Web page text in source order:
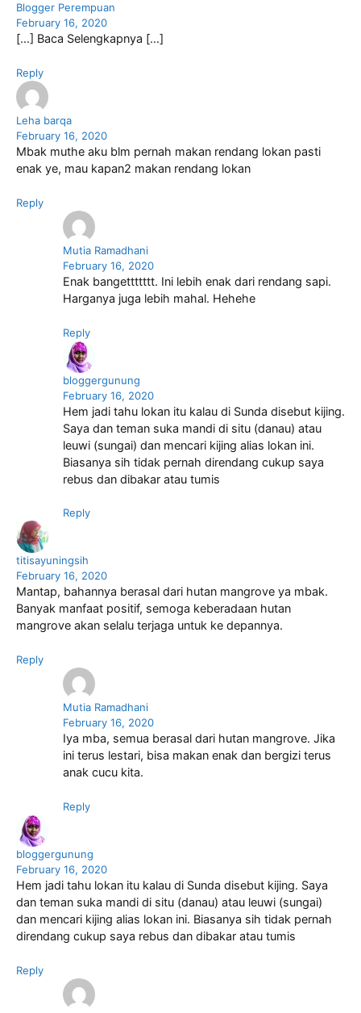
Blogger Perempuan
February 16, 2020
[…] Baca Selengkapnya […]
Reply
Leha barqa
February 16, 2020
Mbak muthe aku blm pernah makan rendang lokan pasti
enak ye, mau kapan2 makan rendang lokan
Reply
Mutia Ramadhani
February 16, 2020
Enak bangettttttt. Ini lebih enak dari rendang sapi.
Harganya juga lebih mahal. Hehehe
Reply
bloggergunung
February 16, 2020
Hem jadi tahu lokan itu kalau di Sunda disebut kijing.
Saya dan teman suka mandi di situ (danau) atau
leuwi (sungai) dan mencari kijing alias lokan ini.
Biasanya sih tidak pernah direndang cukup saya
rebus dan dibakar atau tumis
Reply
titisayuningsih
February 16, 2020
Mantap, bahannya berasal dari hutan mangrove ya mbak.
Banyak manfaat positif, semoga keberadaan hutan
mangrove akan selalu terjaga untuk ke depannya.
Reply
Mutia Ramadhani
February 16, 2020
Iya mba, semua berasal dari hutan mangrove. Jika
ini terus lestari, bisa makan enak dan bergizi terus
anak cucu kita.
Reply
bloggergunung
February 16, 2020
Hem jadi tahu lokan itu kalau di Sunda disebut kijing. Saya
dan teman suka mandi di situ (danau) atau leuwi (sungai)
dan mencari kijing alias lokan ini. Biasanya sih tidak pernah
direndang cukup saya rebus dan dibakar atau tumis
Reply